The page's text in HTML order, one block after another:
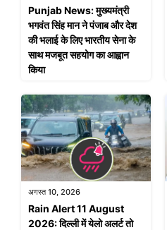
Punjab News: मुख्यमंत्री
भगवंत सिंह मान ने पंजाब और देश
की भलाई के लिए भारतीय सेना के
साथ मजबूत सहयोग का आह्वान
किया
अगस्त 10, 2026
Rain Alert 11 August
2026: दिल्ली में येलो अलर्ट तो